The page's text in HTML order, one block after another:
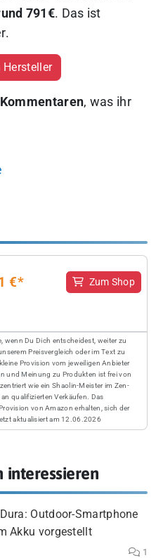
791€. Das ist
Hersteller
, was ihr
€* Zum Shop
wenn Du Dich entscheidest, weiter zu
Preisvergleich oder im Text zu
Provision vom jeweiligen Anbieter
und Meinung zu Produkten ist frei von
wie ein Shaolin-Meister im Zen-
qualifizierten Verkäufen. Das
von Amazon erhalten, sich der
aktualisiert am 12.06.2026
interessieren
Outdoor-Smartphone
Akku vorgestellt
1